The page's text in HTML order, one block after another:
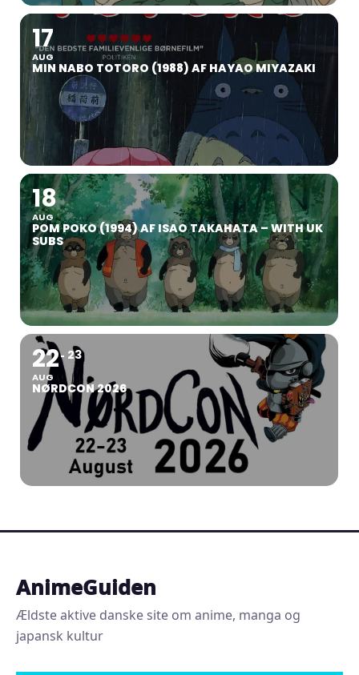
17
AUG
MIN NABO TOTORO (1988) AF HAYAO MIYAZAKI
18
AUG
POM POKO (1994) AF ISAO TAKAHATA – WITH UK
SUBS
22
AUG
23
NØRDCON 2026
AnimeGuiden
Ældste aktive danske site om anime, manga og
japansk kultur